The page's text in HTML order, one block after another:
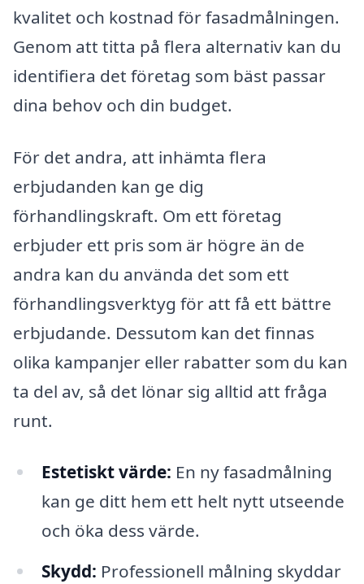
kvalitet och kostnad för fasadmålningen.
Genom att titta på flera alternativ kan du
identifiera det företag som bäst passar
dina behov och din budget.
För det andra, att inhämta flera
erbjudanden kan ge dig
förhandlingskraft. Om ett företag
erbjuder ett pris som är högre än de
andra kan du använda det som ett
förhandlingsverktyg för att få ett bättre
erbjudande. Dessutom kan det finnas
olika kampanjer eller rabatter som du kan
ta del av, så det lönar sig alltid att fråga
runt.
Estetiskt värde: En ny fasadmålning
kan ge ditt hem ett helt nytt utseende
och öka dess värde.
Skydd: Professionell målning skyddar